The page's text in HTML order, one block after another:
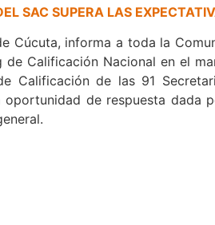
SAC SUPERA LAS
Cúcuta, informa a toda la
Calificación Nacional en el
Calificación de las 91
de respuesta dada